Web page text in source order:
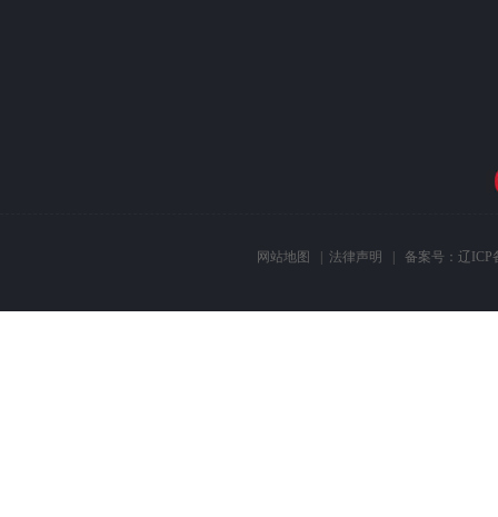
网站地图 法律声明 | 备案号： 辽ICP